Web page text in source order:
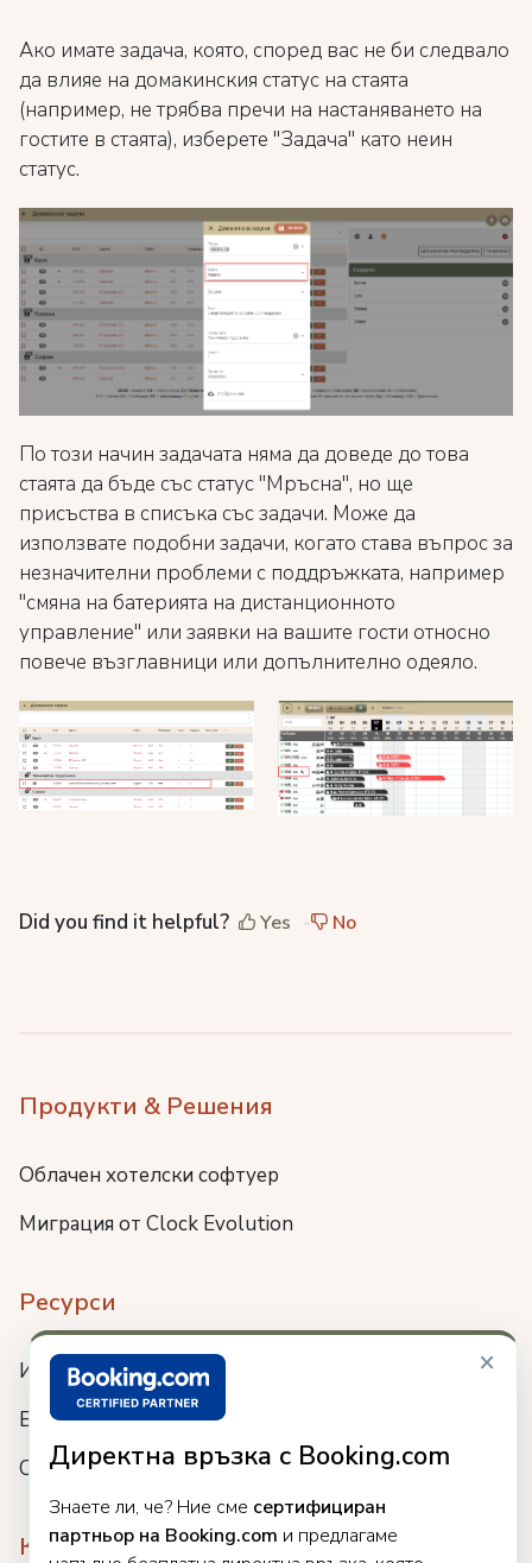
×
Директна връзка с Booking.com
Знаете ли, че? Ние сме сертифициран
партньор на Booking.com и предлагаме
Ако имате задача, която, според вас не би следвало
да влияе на домакинския статус на стаята
(например, не трябва пречи на настаняването на
гостите в стаята), изберете "Задача" като неин
статус.
По този начин задачата няма да доведе до това
стаята да бъде със статус "Мръсна", но ще
присъства в списъка със задачи. Може да
използвате подобни задачи, когато става въпрос за
незначителни проблеми с поддръжката, например
"смяна на батерията на дистанционното
управление" или заявки на вашите гости относно
повече възглавници или допълнително одеяло.
Did you find it helpful? Yes No
Продукти & Решения
Облачен хотелски софтуер
Миграция от Clock Evolution
Ресурси
Интеграции
Блог
Събития
Компания